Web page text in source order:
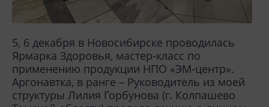
5, 6 декабря в Новосибирске проводилась
Ярмарка Здоровья, мастер-класс по
применению продукции НПО «ЭМ-центр».
Аргонавтка, в ранге – Руководитель из моей
структуры Лилия Горбунова (г. Колпашево